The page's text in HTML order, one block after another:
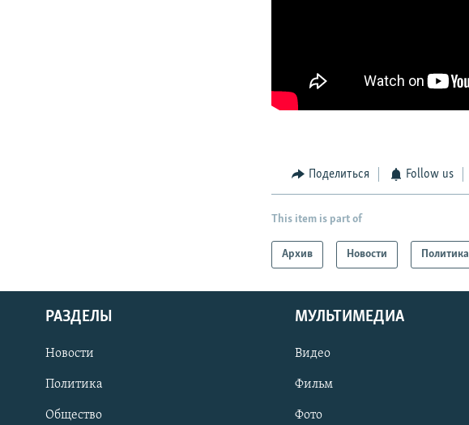
Поделиться Follow us
This item is part of
Архив Новости Политика
РАЗДЕЛЫ
Новости
Политика
Общество
МУЛЬТИМЕДИА
Видео
Фильм
Фото